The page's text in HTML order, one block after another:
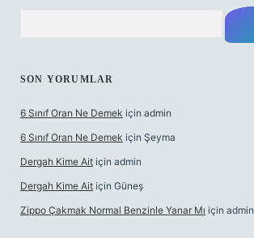
SON YORUMLAR
6 Sınıf Oran Ne Demek için admin
6 Sınıf Oran Ne Demek için Şeyma
Dergah Kime Ait için admin
Dergah Kime Ait için Güneş
Zippo Çakmak Normal Benzinle Yanar Mı için admin